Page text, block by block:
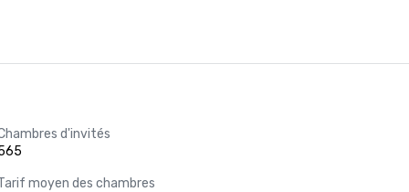
d'invités
moyen des chambres